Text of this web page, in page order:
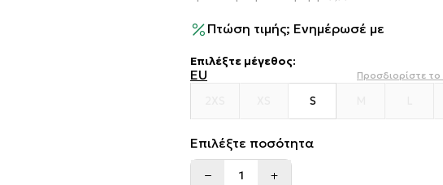
Πτώση τιμής; Ενημέρωσέ με
Επιλέξτε μέγεθος:
EU Προσδιορίστε το
S
Επιλέξτε ποσότητα